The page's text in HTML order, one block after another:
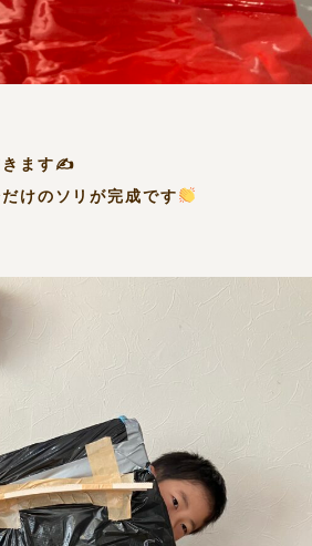
きます✍️
けのソリが完成です